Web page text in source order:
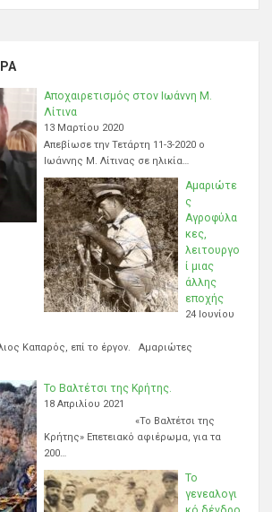
Αποχαιρετισμός στον Ιωάννη Μ.
Λίτινα
13 Μαρτίου 2020
Απεβίωσε την Τετάρτη 11-3-2020 ο
Ιωάννης Μ. Λίτινας σε ηλικία…
Αμαριώτε
ς
Αγροφύλα
κες,
λειτουργο
ί μιας
άλλης
εποχής
24 Ιουνίου
Καπαρός, επί το έργον. Αμαριώτες
Το Βαλτέτσι της Κρήτης.
18 Απριλίου 2021
«Το Βαλτέτσι της
Κρήτης» Επετειακό αφιέρωμα, για τα
200…
Το
γενεαλογι